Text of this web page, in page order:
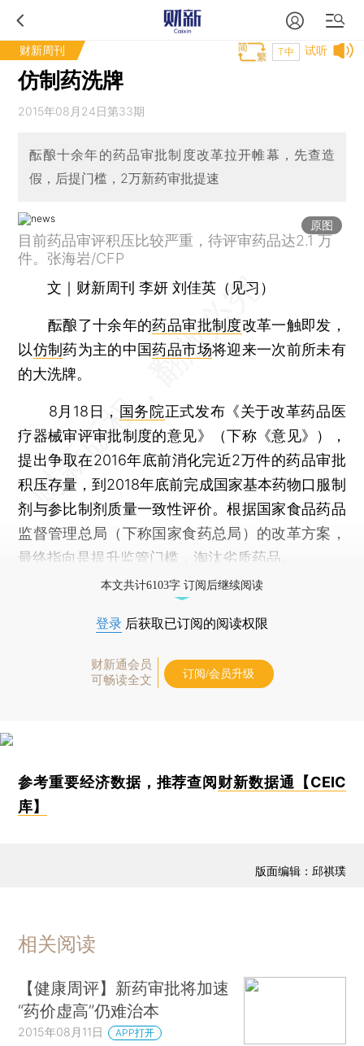
财新周刊 试听
T中
仿制药洗牌
2015年08月24日第33期
酝酿十余年的药品审批制度改革拉开帷幕，先查造
假，后提门槛，2万新药审批提速
原图
目前药品审评积压比较严重，待评审药品达2.1 万
件。张海岩/CFP
文｜财新周刊 李妍 刘佳英（见习）
酝酿了十余年的药品审批制度改革一触即发，
以仿制药为主的中国药品市场将迎来一次前所未有
的大洗牌。
8月18日， 国务院正式发布《关于改革药品医
疗器械审评审批制度的意见》（下称《意见》），
提出争取在2016年底前消化完近2万件的药品审批
积压存量，到2018年底前完成国家基本药物口服制
剂与参比制剂质量一致性评价。根据国家食品药品
监督管理总局（下称国家食药总局）的改革方案，
最终指向是提升监管门槛，淘汰劣质药品
本文共计6103字 订阅后继续阅读
登录 后获取已订阅的阅读权限
财新通会员
可畅读全文
订阅/会员升级
参考重要经济数据，推荐查阅 财新数据通【CEIC
库】
版面编辑：邱祺璞
相关阅读
【健康周评】新药审批将加速
“药价虚高”仍难治本
2015年08月11日 APP打开